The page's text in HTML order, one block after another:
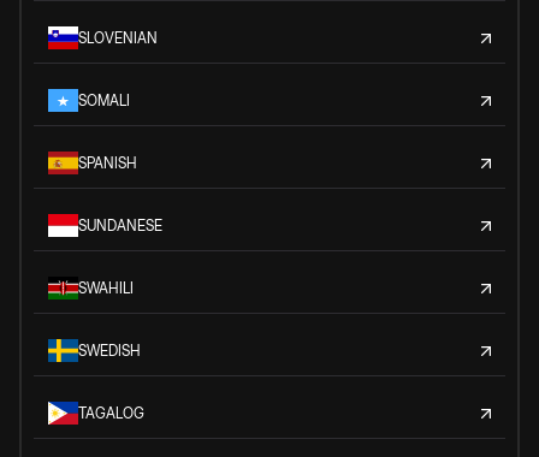
SLOVENIAN
SOMALI
SPANISH
SUNDANESE
SWAHILI
SWEDISH
TAGALOG